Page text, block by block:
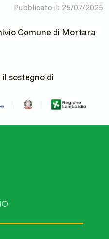
Pubblicato il: 25/07/2025
Comune di Mortara
il sostegno di